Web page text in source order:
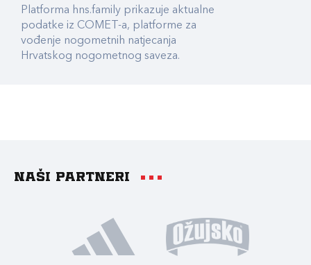
Platforma hns.family prikazuje aktualne
podatke iz COMET-a, platforme za
vođenje nogometnih natjecanja
Hrvatskog nogometnog saveza.
Naši partneri